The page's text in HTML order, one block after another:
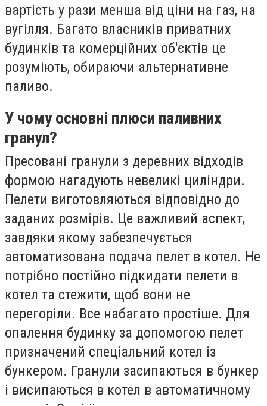
вартість у рази менша від ціни на газ, на
вугілля. Багато власників приватних
будинків та комерційних об'єктів це
розуміють, обираючи альтернативне
паливо.
У чому основні плюси паливних
гранул?
Пресовані гранули з деревних відходів
формою нагадують невеликі циліндри.
Пелети виготовляються відповідно до
заданих розмірів. Це важливий аспект,
завдяки якому забезпечується
автоматизована подача пелет в котел. Не
потрібно постійно підкидати пелети в
котел та стежити, щоб вони не
перегоріли. Все набагато простіше. Для
опалення будинку за допомогою пелет
призначений спеціальний котел із
бункером. Гранули засипаються в бункер
і висипаються в котел в автоматичному